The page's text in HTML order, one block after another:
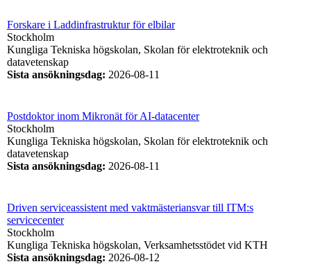
Forskare i Laddinfrastruktur för elbilar
Stockholm
Kungliga Tekniska högskolan, Skolan för elektroteknik och
datavetenskap
Sista ansökningsdag: 2026-08-11
Postdoktor inom Mikronät för AI-datacenter
Stockholm
Kungliga Tekniska högskolan, Skolan för elektroteknik och
datavetenskap
Sista ansökningsdag: 2026-08-11
Driven serviceassistent med vaktmästeriansvar till ITM:s
servicecenter
Stockholm
Kungliga Tekniska högskolan, Verksamhetsstödet vid KTH
Sista ansökningsdag: 2026-08-12